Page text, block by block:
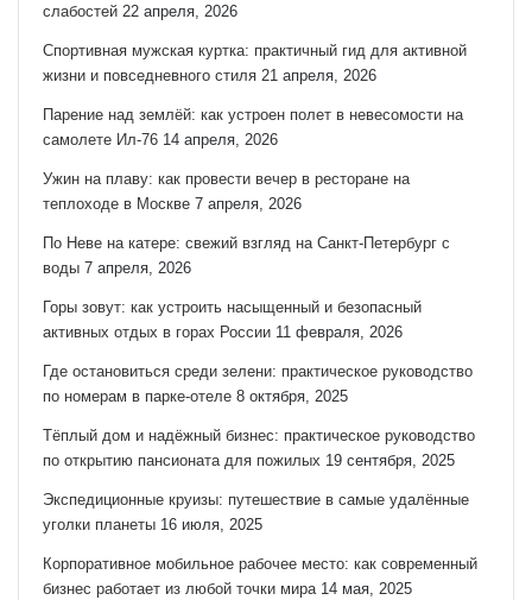
слабостей 22 апреля, 2026
Спортивная мужская куртка: практичный гид для активной
жизни и повседневного стиля 21 апреля, 2026
Парение над землёй: как устроен полет в невесомости на
самолете Ил-76 14 апреля, 2026
Ужин на плаву: как провести вечер в ресторане на
теплоходе в Москве 7 апреля, 2026
По Неве на катере: свежий взгляд на Санкт‑Петербург с
воды 7 апреля, 2026
Горы зовут: как устроить насыщенный и безопасный
активных отдых в горах России 11 февраля, 2026
Где остановиться среди зелени: практическое руководство
по номерам в парке-отеле 8 октября, 2025
Тёплый дом и надёжный бизнес: практическое руководство
по открытию пансионата для пожилых 19 сентября, 2025
Экспедиционные круизы: путешествие в самые удалённые
уголки планеты 16 июля, 2025
Корпоративное мобильное рабочее место: как современный
бизнес работает из любой точки мира 14 мая, 2025